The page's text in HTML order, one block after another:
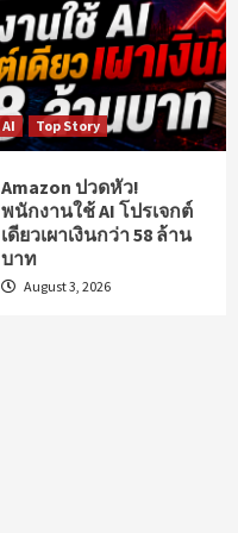
AI Top Story
Amazon ปวดหัว!
พนักงานใช้ AI โปรเจกต์
เดียวเผาเงินกว่า 58 ล้าน
บาท
August 3, 2026